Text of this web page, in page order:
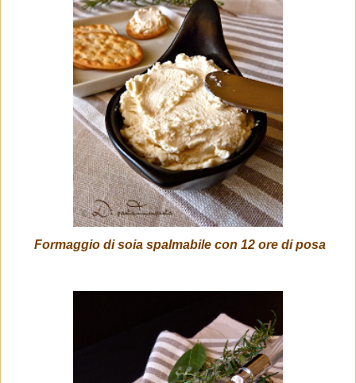
Formaggio di soia spalmabile con 12 ore di posa